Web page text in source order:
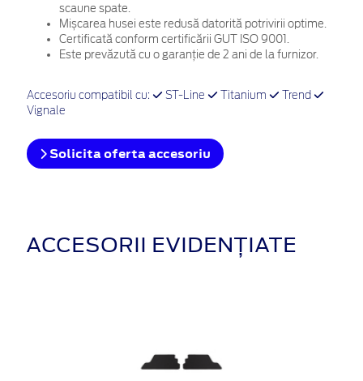
scaune spate.
Mișcarea husei este redusă datorită potrivirii optime.
Certificată conform certificării GUT ISO 9001.
Este prevăzută cu o garanție de 2 ani de la furnizor.
Accesoriu compatibil cu: ST-Line Titanium
Trend
Vignale
Solicita oferta accesoriu
ACCESORII EVIDENȚIATE